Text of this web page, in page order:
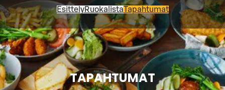
EsittelyRuokalistaTapahtumat
TAPAHTUMAT